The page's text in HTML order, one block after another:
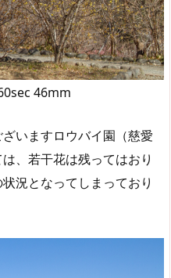
46mm
いますロウバイ園（慈愛
、若干花は残ってはおり
況となってしまっており